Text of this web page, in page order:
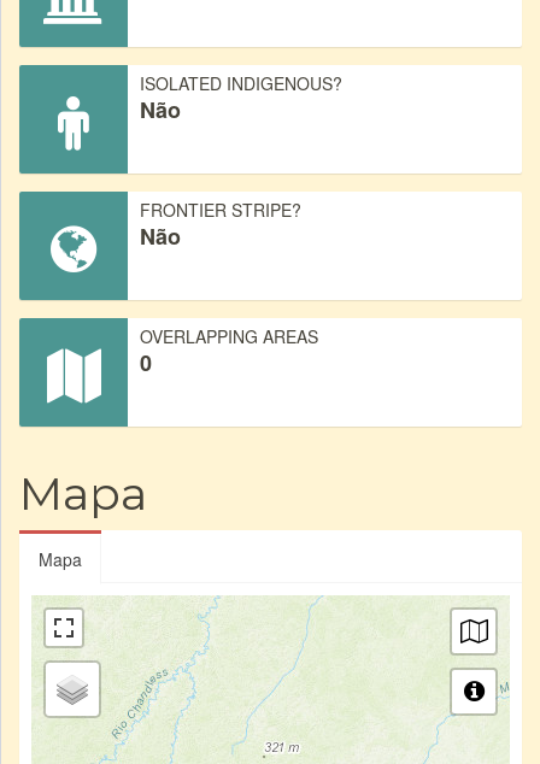
ISOLATED INDIGENOUS?
Não
FRONTIER STRIPE?
Não
OVERLAPPING AREAS
0
Mapa
Mapa